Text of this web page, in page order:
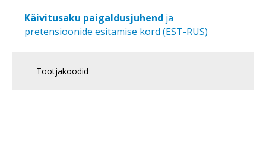
Käivitusaku paigaldusjuhend ja
pretensioonide esitamise kord (EST-RUS)
Tootjakoodid